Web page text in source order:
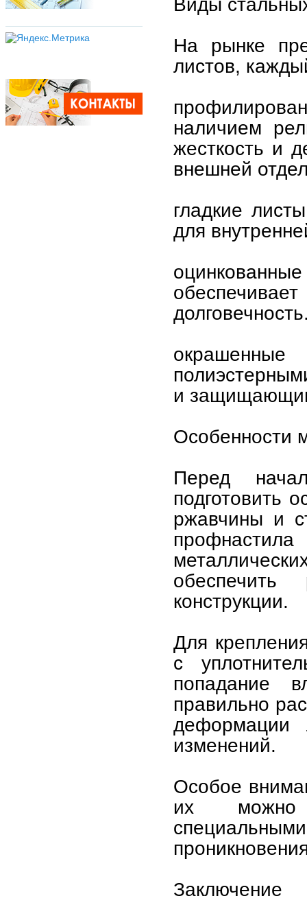
На рынке
листов,
наличием
жесткость и
внешней
гладкие
для
и
Особенности
Перед
подготовить
ржавчины и
профнастила
конструкции.
Для
с
попадание
правильно
деформации
изменений.
Особое
их можно
Заключение